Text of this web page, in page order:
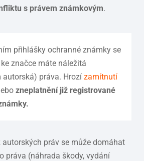
s právem známkovým.
přihlášky ochranné známky se
značce máte náležitá
autorská) práva. Hrozí zamítnutí
zneplatnění již registrované
autorských práv se může domáhat
práva (náhrada škody, vydání